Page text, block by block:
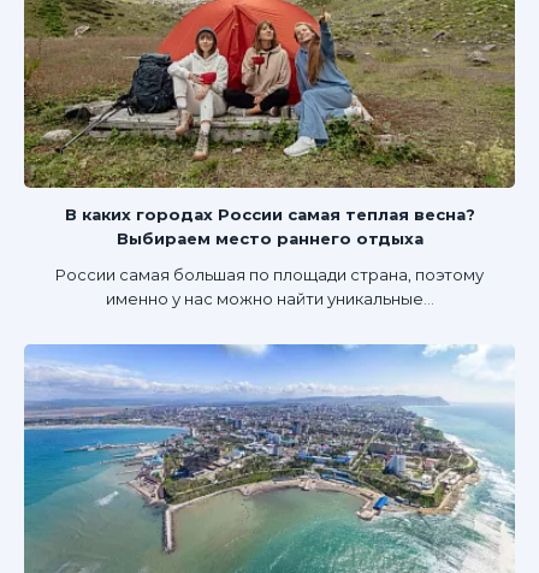
В каких городах России самая теплая весна?
Выбираем место раннего отдыха
России самая большая по площади страна, поэтому
именно у нас можно найти уникальные...